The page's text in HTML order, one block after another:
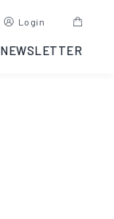
Login
NEWSLETTER